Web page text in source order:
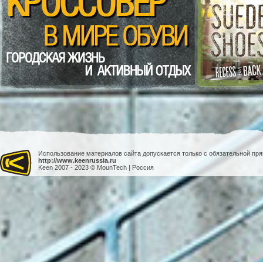
Использование материалов сайта допускается только с обязательной
http://www.keenrussia.ru
Keen 2007 - 2023 © MounTech | Россия